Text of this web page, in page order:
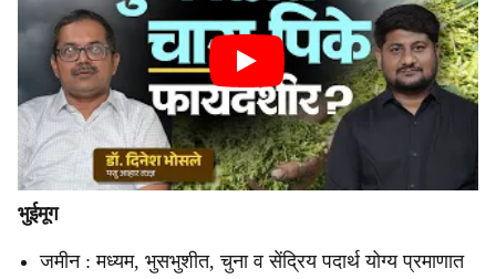
भुईमूग
जमीन : मध्यम, भुसभुशीत, चुना व सेंद्रिय पदार्थ योग्य प्रमाणात